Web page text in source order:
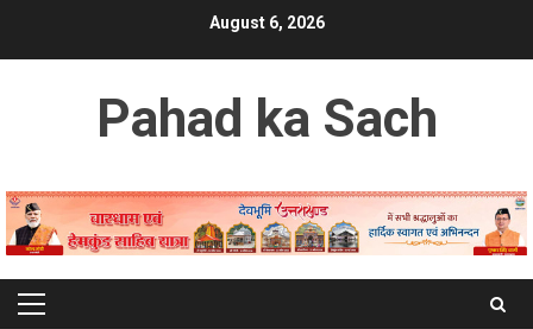
August 6, 2026
Pahad ka Sach
Primary